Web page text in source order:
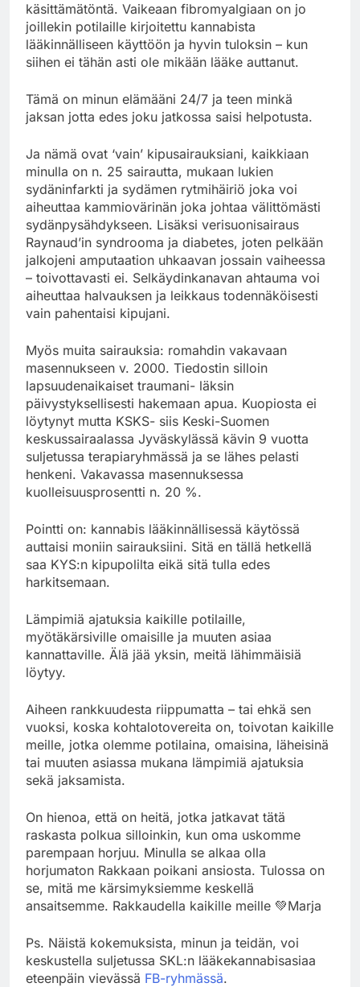
käsittämätöntä. Vaikeaan fibromyalgiaan on jo
joillekin potilaille kirjoitettu kannabista
lääkinnälliseen käyttöön ja hyvin tuloksin – kun
siihen ei tähän asti ole mikään lääke auttanut.
Tämä on minun elämääni 24/7 ja teen minkä
jaksan jotta edes joku jatkossa saisi helpotusta.
Ja nämä ovat ‘vain’ kipusairauksiani, kaikkiaan
minulla on n. 25 sairautta, mukaan lukien
sydäninfarkti ja sydämen rytmihäiriö joka voi
aiheuttaa kammiovärinän joka johtaa välittömästi
sydänpysähdykseen. Lisäksi verisuonisairaus
Raynaud’in syndrooma ja diabetes, joten pelkään
jalkojeni amputaation uhkaavan jossain vaiheessa
– toivottavasti ei. Selkäydinkanavan ahtauma voi
aiheuttaa halvauksen ja leikkaus todennäköisesti
vain pahentaisi kipujani.
Myös muita sairauksia: romahdin vakavaan
masennukseen v. 2000. Tiedostin silloin
lapsuudenaikaiset traumani- läksin
päivystyksellisesti hakemaan apua. Kuopiosta ei
löytynyt mutta KSKS- siis Keski-Suomen
keskussairaalassa Jyväskylässä kävin 9 vuotta
suljetussa terapiaryhmässä ja se lähes pelasti
henkeni. Vakavassa masennuksessa
kuolleisuusprosentti n. 20 %.
Pointti on: kannabis lääkinnällisessä käytössä
auttaisi moniin sairauksiini. Sitä en tällä hetkellä
saa KYS:n kipupolilta eikä sitä tulla edes
harkitsemaan.
Lämpimiä ajatuksia kaikille potilaille,
myötäkärsiville omaisille ja muuten asiaa
kannattaville. Älä jää yksin, meitä lähimmäisiä
löytyy.
Aiheen rankkuudesta riippumatta – tai ehkä sen
vuoksi, koska kohtalotovereita on, toivotan kaikille
meille, jotka olemme potilaina, omaisina, läheisinä
tai muuten asiassa mukana lämpimiä ajatuksia
sekä jaksamista.
On hienoa, että on heitä, jotka jatkavat tätä
raskasta polkua silloinkin, kun oma uskomme
parempaan horjuu. Minulla se alkaa olla
horjumaton Rakkaan poikani ansiosta. Tulossa on
se, mitä me kärsimyksiemme keskellä
ansaitsemme. Rakkaudella kaikille meille 💚Marja
Ps. Näistä kokemuksista, minun ja teidän, voi
keskustella suljetussa SKL:n lääkekannabisasiaa
eteenpäin vievässä FB-ryhmässä.